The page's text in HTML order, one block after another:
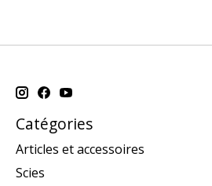
Catégories
Articles et accessoires
Scies